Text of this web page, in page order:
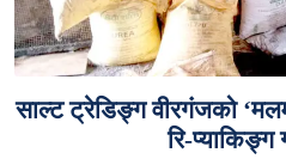
साल्ट ट्रेडिङ्ग वीरगंजको
रि-प्याकिङ्ग